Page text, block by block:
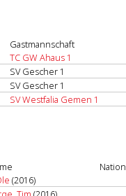
Gastmannschaft
TC GW Ahaus 1
SV Gescher 1
SV Gescher 1
SV Westfalia Gemen 1
Nation
(2016)